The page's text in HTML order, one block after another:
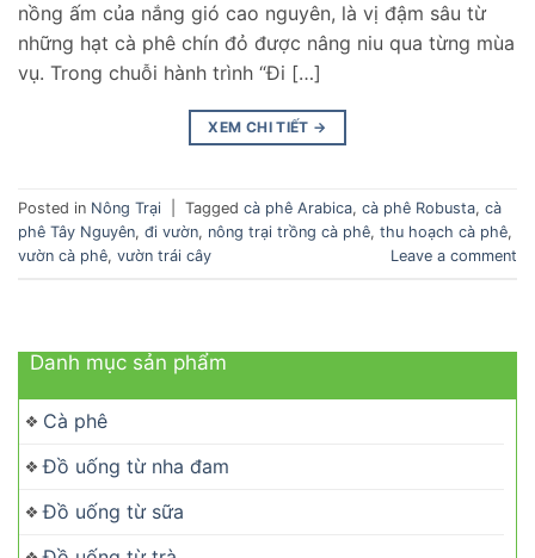
nồng ấm của nắng gió cao nguyên, là vị đậm sâu từ
những hạt cà phê chín đỏ được nâng niu qua từng mùa
vụ. Trong chuỗi hành trình “Đi […]
XEM CHI TIẾT →
Posted in Nông Trại Tagged cà phê Arabica, cà phê Robusta, cà
phê Tây Nguyên, đi vườn, nông trại trồng cà phê, thu hoạch cà phê,
vườn cà phê, vườn trái cây Leave a comment
Danh mục sản phẩm
Cà phê
Đồ uống từ nha đam
Đồ uống từ sữa